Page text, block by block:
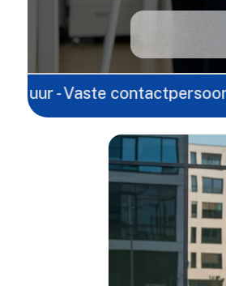
contactpersoon - VCA-